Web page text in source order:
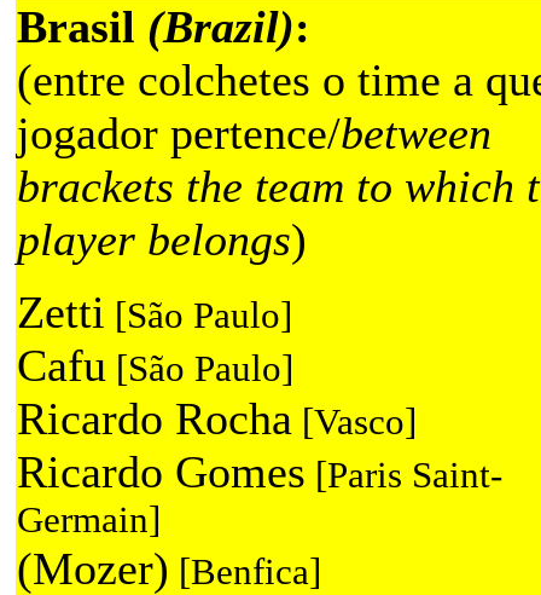
Brasil (Brazil):
(entre colchetes o time a
jogador pertence/between
brackets the team to which
player belongs)
Zetti [São Paulo]
Cafu [São Paulo]
Ricardo Rocha [Vasco]
Ricardo Gomes [Paris Saint-
Germain]
(Mozer) [Benfica]